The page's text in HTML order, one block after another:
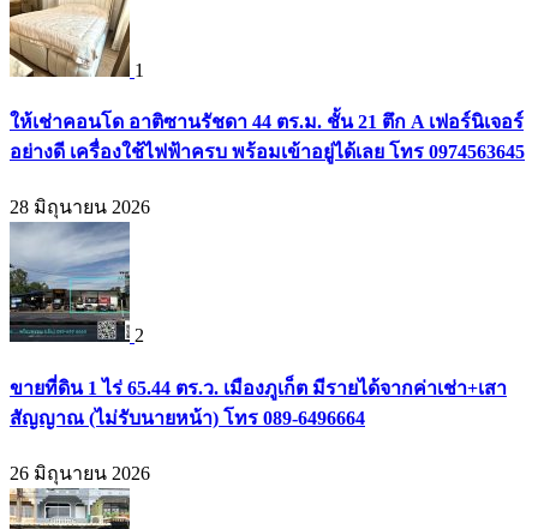
1
ให้เช่าคอนโด อาติซานรัชดา 44 ตร.ม. ชั้น 21 ตึก A เฟอร์นิเจอร์
อย่างดี เครื่องใช้ไฟฟ้าครบ พร้อมเข้าอยู่ได้เลย โทร 0974563645
28 มิถุนายน 2026
2
ขายที่ดิน 1 ไร่ 65.44 ตร.ว. เมืองภูเก็ต มีรายได้จากค่าเช่า+เสา
สัญญาณ (ไม่รับนายหน้า) โทร 089-6496664
26 มิถุนายน 2026